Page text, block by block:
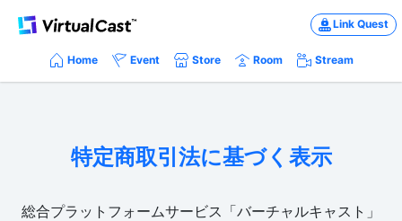
Link Quest
Home Event Store Room Stream
特定商取引法に基づく表示
総合プラットフォームサービス「バーチャルキャスト」